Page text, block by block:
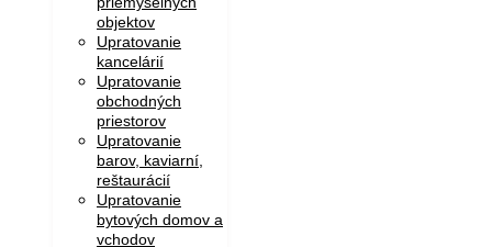
objektov
Upratovanie
kancelárií
Upratovanie
obchodných
priestorov
Upratovanie
barov, kaviarní,
reštaurácií
Upratovanie
bytových domov a
vchodov